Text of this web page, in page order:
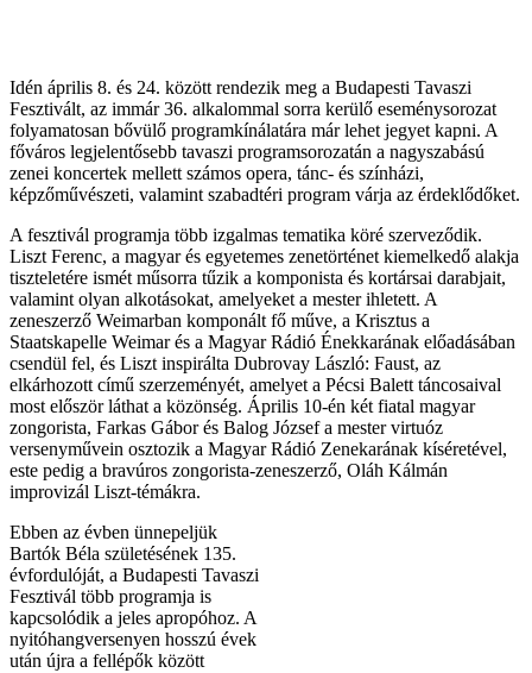
Idén április 8. és 24. között rendezik meg a Budapesti Tavaszi
Fesztivált, az immár 36. alkalommal sorra kerülő eseménysorozat
folyamatosan bővülő programkínálatára már lehet jegyet kapni. A
főváros legjelentősebb tavaszi programsorozatán a nagyszabású
zenei koncertek mellett számos opera, tánc- és színházi,
képzőművészeti, valamint szabadtéri program várja az érdeklődőket.
A fesztivál programja több izgalmas tematika köré szerveződik.
Liszt Ferenc, a magyar és egyetemes zenetörténet kiemelkedő alakja
tiszteletére ismét műsorra tűzik a komponista és kortársai darabjait,
valamint olyan alkotásokat, amelyeket a mester ihletett. A
zeneszerző Weimarban komponált fő műve, a Krisztus a
Staatskapelle Weimar és a Magyar Rádió Énekkarának előadásában
csendül fel, és Liszt inspirálta Dubrovay László: Faust, az
elkárhozott című szerzeményét, amelyet a Pécsi Balett táncosaival
most először láthat a közönség. Április 10-én két fiatal magyar
zongorista, Farkas Gábor és Balog József a mester virtuóz
versenyművein osztozik a Magyar Rádió Zenekarának kíséretével,
este pedig a bravúros zongorista-zeneszerző, Oláh Kálmán
improvizál Liszt-témákra.
Ebben az évben ünnepeljük
Bartók Béla születésének 135.
évfordulóját, a Budapesti Tavaszi
Fesztivál több programja is
kapcsolódik a jeles apropóhoz. A
nyitóhangversenyen hosszú évek
után újra a fellépők között